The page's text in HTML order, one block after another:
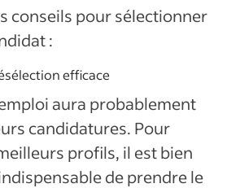
conseils pour sélectionner
:
efficace
aura probablement
candidatures. Pour
profils, il est bien
de prendre le